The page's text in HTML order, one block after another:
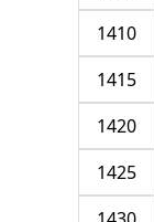
1410
1415
1420
1425